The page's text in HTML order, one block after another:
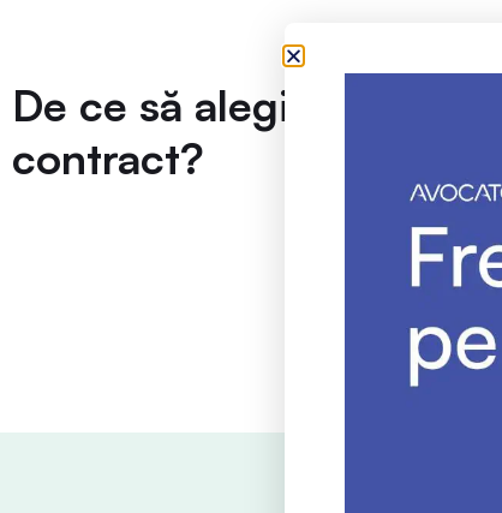
De ce să alegi acest
contract?